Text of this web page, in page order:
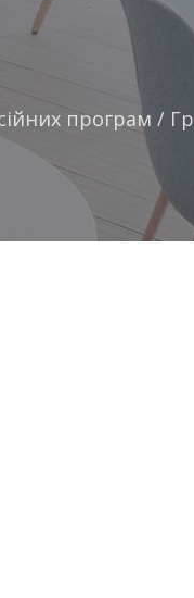
програм /